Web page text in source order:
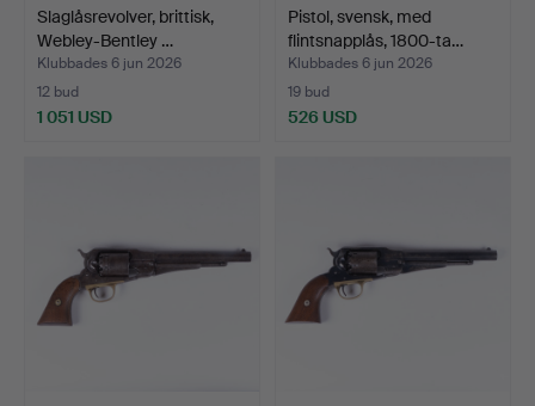
Slaglåsrevolver, brittisk,
Webley-Bentley …
Klubbades 6 jun 2026
12 bud
1 051 USD
Pistol, svensk, med
flintsnapplås, 1800-ta…
Klubbades 6 jun 2026
19 bud
526 USD